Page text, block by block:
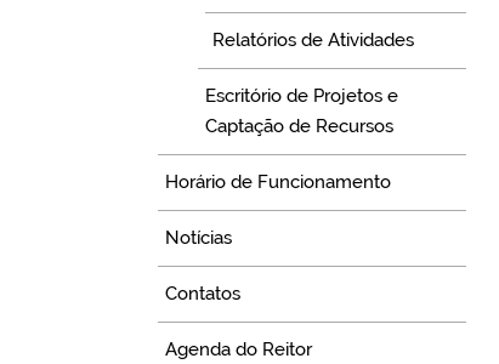
Relatórios de Atividades
Escritório de Projetos e
Captação de Recursos
Horário de Funcionamento
Notícias
Contatos
Agenda do Reitor